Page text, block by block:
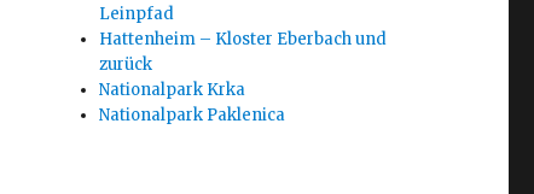
Leinpfad
Hattenheim – Kloster Eberbach und
zurück
Nationalpark Krka
Nationalpark Paklenica